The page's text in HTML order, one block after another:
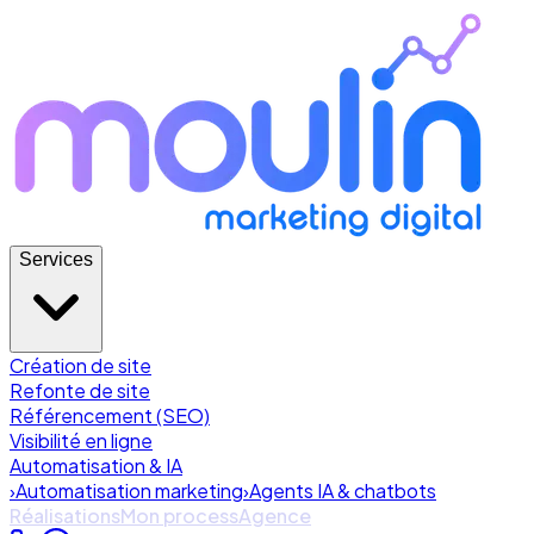
Services
Création de site
Refonte de site
Référencement (SEO)
Visibilité en ligne
Automatisation & IA
›Automatisation marketing›Agents IA & chatbots
RéalisationsMon processAgence